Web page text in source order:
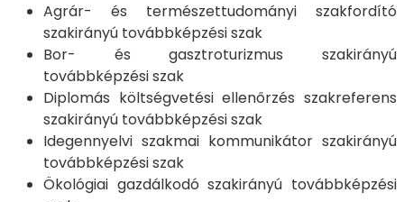
Agrár- és természettudományi szakfordító
szakirányú továbbképzési szak
Bor- és gasztroturizmus szakirányú
továbbképzési szak
Diplomás költségvetési ellenőrzés szakreferens
szakirányú továbbképzési szak
Idegennyelvi szakmai kommunikátor szakirányú
továbbképzési szak
Ökológiai gazdálkodó szakirányú továbbképzési